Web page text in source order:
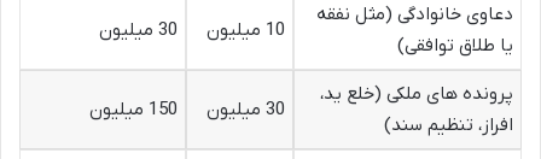
دعاوی خانوادگی (مثل نفقه
یا طلاق توافقی)
10 میلیون 30 میلیون
پرونده های ملکی (خلع ید،
افراز، تنظیم سند)
30 میلیون 150 میلیون